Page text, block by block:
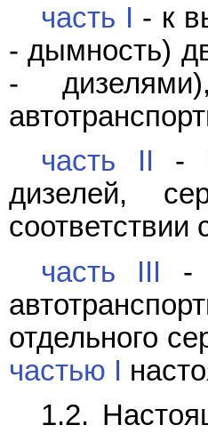
часть I - к
- дымность)
-
часть II -
дизелей,
соответствии
часть III -
отдельного
частью I
1.2.